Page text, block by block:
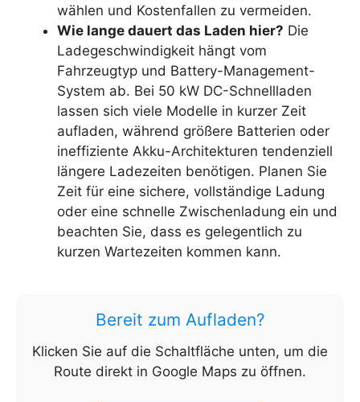
wählen und Kostenfallen zu vermeiden.
Wie lange dauert das Laden hier? Die
Ladegeschwindigkeit hängt vom
Fahrzeugtyp und Battery-Management-
System ab. Bei 50 kW DC-Schnellladen
lassen sich viele Modelle in kurzer Zeit
aufladen, während größere Batterien oder
ineffiziente Akku-Architekturen tendenziell
längere Ladezeiten benötigen. Planen Sie
Zeit für eine sichere, vollständige Ladung
oder eine schnelle Zwischenladung ein und
beachten Sie, dass es gelegentlich zu
kurzen Wartezeiten kommen kann.
Bereit zum Aufladen?
Klicken Sie auf die Schaltfläche unten, um die
Route direkt in Google Maps zu öffnen.